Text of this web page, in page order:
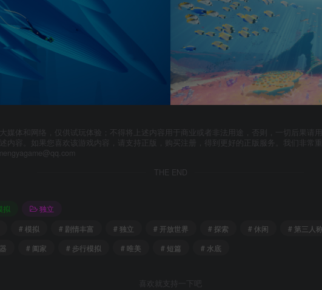
媒体和网络，仅供试玩体验；不得将上述内容用于商业或者非法用途，否则，一切后果请
内容。如果您喜欢该游戏内容，请支持正版，购买注册，得到更好的正版服务。我们非常
THE END
拟
独立
# 模拟 # 剧情丰富 # 独立 # 开放世界 # 探索 # 休闲 # 第三人
# 阖家 # 步行模拟 # 唯美 # 短篇 # 水底
喜欢就支持一下吧